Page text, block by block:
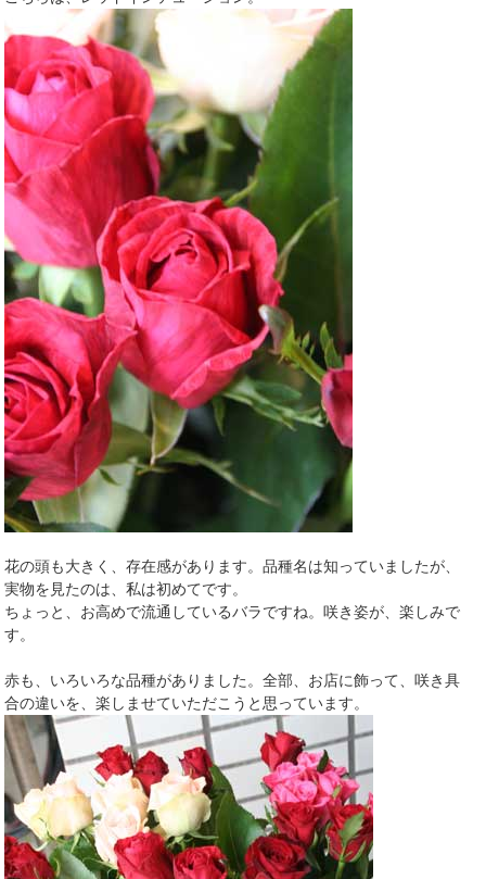
花の頭も大きく、存在感があります。品種名は知っていましたが、
実物を見たのは、私は初めてです。
ちょっと、お高めで流通しているバラですね。咲き姿が、楽しみで
す。
赤も、いろいろな品種がありました。全部、お店に飾って、咲き具
合の違いを、楽しませていただこうと思っています。